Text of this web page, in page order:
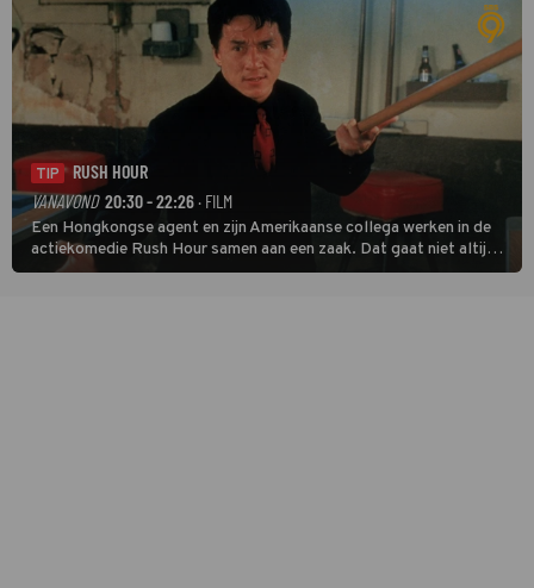
TIP
RUSH HOUR
VANAVOND 20:30 - 22:26 · FILM
Een Hongkongse agent en zijn Amerikaanse collega werken in de
actiekomedie Rush Hour samen aan een zaak. Dat gaat niet altijd
van een leien dakje.